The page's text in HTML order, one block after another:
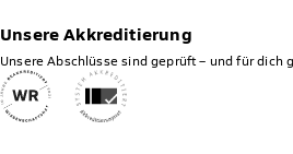
Unsere Akkreditierung
Unsere Abschlüsse sind geprüft – und für dich